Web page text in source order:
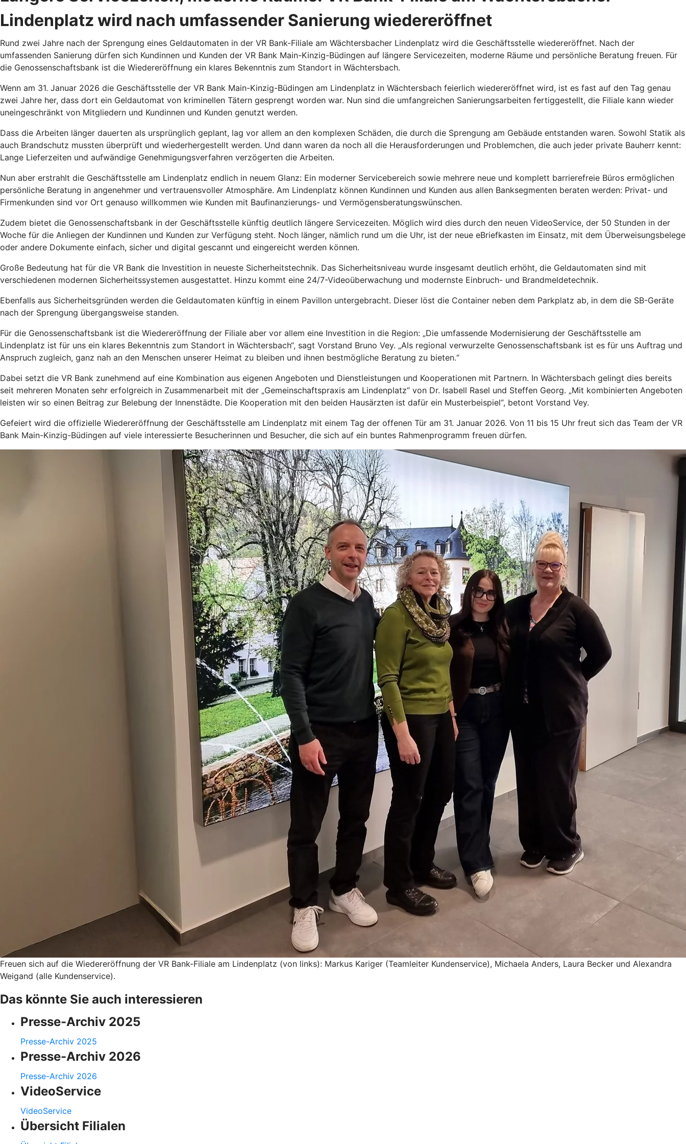
Lindenplatz wird nach umfassender Sanierung wiedereröffnet
Rund zwei Jahre nach der Sprengung eines Geldautomaten in der VR Bank-Filiale am Wächtersbacher Lindenplatz wird die Geschäftsstelle wiedereröffnet. Nach der
umfassenden Sanierung dürfen sich Kundinnen und Kunden der VR Bank Main-Kinzig-Büdingen auf längere Servicezeiten, moderne Räume und persönliche Beratung freuen. Für
die Genossenschaftsbank ist die Wiedereröffnung ein klares Bekenntnis zum Standort in Wächtersbach.
Wenn am 31. Januar 2026 die Geschäftsstelle der VR Bank Main-Kinzig-Büdingen am Lindenplatz in Wächtersbach feierlich wiedereröffnet wird, ist es fast auf den Tag genau
zwei Jahre her, dass dort ein Geldautomat von kriminellen Tätern gesprengt worden war. Nun sind die umfangreichen Sanierungsarbeiten fertiggestellt, die Filiale kann wieder
uneingeschränkt von Mitgliedern und Kundinnen und Kunden genutzt werden.
Dass die Arbeiten länger dauerten als ursprünglich geplant, lag vor allem an den komplexen Schäden, die durch die Sprengung am Gebäude entstanden waren. Sowohl Statik als
auch Brandschutz mussten überprüft und wiederhergestellt werden. Und dann waren da noch all die Herausforderungen und Problemchen, die auch jeder private Bauherr kennt:
Lange Lieferzeiten und aufwändige Genehmigungsverfahren verzögerten die Arbeiten.
Nun aber erstrahlt die Geschäftsstelle am Lindenplatz endlich in neuem Glanz: Ein moderner Servicebereich sowie mehrere neue und komplett barrierefreie Büros ermöglichen
persönliche Beratung in angenehmer und vertrauensvoller Atmosphäre. Am Lindenplatz können Kundinnen und Kunden aus allen Banksegmenten beraten werden: Privat- und
Firmenkunden sind vor Ort genauso willkommen wie Kunden mit Baufinanzierungs- und Vermögensberatungswünschen.
Zudem bietet die Genossenschaftsbank in der Geschäftsstelle künftig deutlich längere Servicezeiten. Möglich wird dies durch den neuen VideoService, der 50 Stunden in der
Woche für die Anliegen der Kundinnen und Kunden zur Verfügung steht. Noch länger, nämlich rund um die Uhr, ist der neue eBriefkasten im Einsatz, mit dem Überweisungsbelege
oder andere Dokumente einfach, sicher und digital gescannt und eingereicht werden können.
Große Bedeutung hat für die VR Bank die Investition in neueste Sicherheitstechnik. Das Sicherheitsniveau wurde insgesamt deutlich erhöht, die Geldautomaten sind mit
verschiedenen modernen Sicherheitssystemen ausgestattet. Hinzu kommt eine 24/7-Videoüberwachung und modernste Einbruch- und Brandmeldetechnik.
Ebenfalls aus Sicherheitsgründen werden die Geldautomaten künftig in einem Pavillon untergebracht. Dieser löst die Container neben dem Parkplatz ab, in dem die SB-Geräte
nach der Sprengung übergangsweise standen.
Für die Genossenschaftsbank ist die Wiedereröffnung der Filiale aber vor allem eine Investition in die Region: „Die umfassende Modernisierung der Geschäftsstelle am
Lindenplatz ist für uns ein klares Bekenntnis zum Standort in Wächtersbach“, sagt Vorstand Bruno Vey. „Als regional verwurzelte Genossenschaftsbank ist es für uns Auftrag und
Anspruch zugleich, ganz nah an den Menschen unserer Heimat zu bleiben und ihnen bestmögliche Beratung zu bieten.“
Dabei setzt die VR Bank zunehmend auf eine Kombination aus eigenen Angeboten und Dienstleistungen und Kooperationen mit Partnern. In Wächtersbach gelingt dies bereits
seit mehreren Monaten sehr erfolgreich in Zusammenarbeit mit der „Gemeinschaftspraxis am Lindenplatz“ von Dr. Isabell Rasel und Steffen Georg. „Mit kombinierten Angeboten
leisten wir so einen Beitrag zur Belebung der Innenstädte. Die Kooperation mit den beiden Hausärzten ist dafür ein Musterbeispiel“, betont Vorstand Vey.
Gefeiert wird die offizielle Wiedereröffnung der Geschäftsstelle am Lindenplatz mit einem Tag der offenen Tür am 31. Januar 2026. Von 11 bis 15 Uhr freut sich das Team der VR
Bank Main-Kinzig-Büdingen auf viele interessierte Besucherinnen und Besucher, die sich auf ein buntes Rahmenprogramm freuen dürfen.
Freuen sich auf die Wiedereröffnung der VR Bank-Filiale am Lindenplatz (von links): Markus Kariger (Teamleiter Kundenservice), Michaela Anders, Laura Becker und Alexandra
Weigand (alle Kundenservice).
Das könnte Sie auch interessieren
Presse-Archiv 2025
Presse-Archiv 2025
Presse-Archiv 2026
Presse-Archiv 2026
VideoService
VideoService
Übersicht Filialen